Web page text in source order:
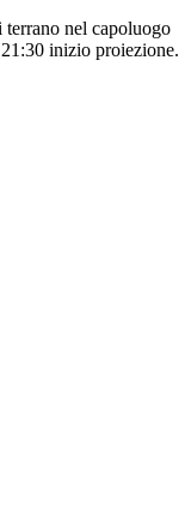
nel capoluogo
inizio proiezione.